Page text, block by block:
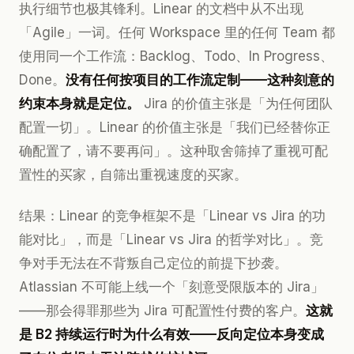
执行细节也极其锋利。Linear 的文档中从不出现
「Agile」一词。任何 Workspace 里的任何 Team 都
使用同一个工作流：Backlog、Todo、In Progress、
Done。 没有任何按项目的工作流定制——这种刻意的
约束本身就是定位。
Jira 的价值主张是「为任何团队
配置一切」。Linear 的价值主张是「我们已经替你正
确配置了，请不要再问」。这种取舍筛掉了重视可配
置性的买家，自筛出重视速度的买家。
结果：Linear 的竞争框架不是「Linear vs Jira 的功
能对比」，而是「Linear vs Jira 的哲学对比」。竞
争对手无法在不背叛自己定位的前提下抄袭。
Atlassian 不可能上线一个「刻意受限版本的 Jira」
——那会得罪那些为 Jira 可配置性付费的客户。 这就
是 B2 持续运行时为什么有效——反向定位本身变成